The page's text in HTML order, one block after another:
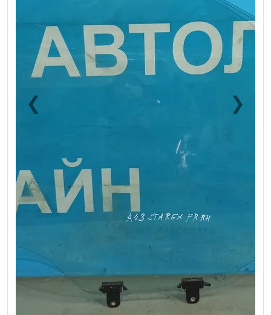
❮Previous ❯Next